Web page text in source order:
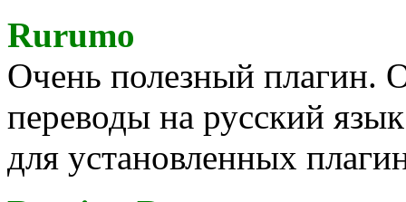
Rurumo
Очень полезный плагин.
переводы на русский
для установленных